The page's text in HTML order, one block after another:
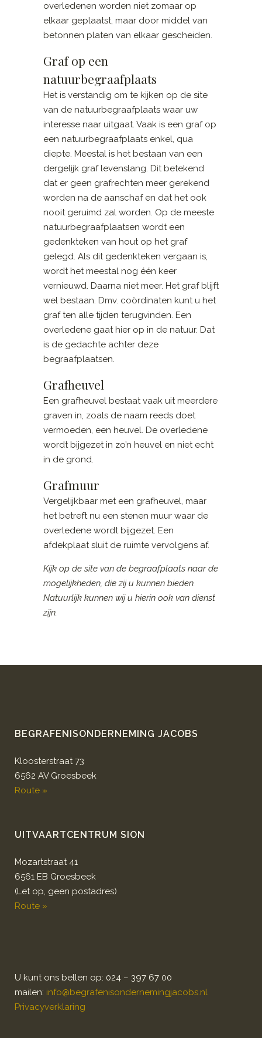
overledenen worden niet zomaar op
elkaar geplaatst, maar door middel van
betonnen platen van elkaar gescheiden.
Graf op een
natuurbegraafplaats
Het is verstandig om te kijken op de site
van de natuurbegraafplaats waar uw
interesse naar uitgaat. Vaak is een graf op
een natuurbegraafplaats enkel, qua
diepte. Meestal is het bestaan van een
dergelijk graf levenslang. Dit betekend
dat er geen grafrechten meer gerekend
worden na de aanschaf en dat het ook
nooit geruimd zal worden. Op de meeste
natuurbegraafplaatsen wordt een
gedenkteken van hout op het graf
gelegd. Als dit gedenkteken vergaan is,
wordt het meestal nog één keer
vernieuwd. Daarna niet meer. Het graf blijft
wel bestaan. Dmv. coördinaten kunt u het
graf ten alle tijden terugvinden. Een
overledene gaat hier op in de natuur. Dat
is de gedachte achter deze
begraafplaatsen.
Grafheuvel
Een grafheuvel bestaat vaak uit meerdere
graven in, zoals de naam reeds doet
vermoeden, een heuvel. De overledene
wordt bijgezet in zo’n heuvel en niet echt
in de grond.
Grafmuur
Vergelijkbaar met een grafheuvel, maar
het betreft nu een stenen muur waar de
overledene wordt bijgezet. Een
afdekplaat sluit de ruimte vervolgens af.
Kijk op de site van de begraafplaats naar de
mogelijkheden, die zij u kunnen bieden.
Natuurlijk kunnen wij u hierin ook van dienst
zijn.
BEGRAFENISONDERNEMING JACOBS
Kloosterstraat 73
6562 AV Groesbeek
Route »
UITVAARTCENTRUM SION
Mozartstraat 41
6561 EB Groesbeek
(Let op, geen postadres)
Route »
U kunt ons bellen op: 024 – 397 67 00
mailen: info@begrafenisondernemingjacobs.nl
Privacyverklaring